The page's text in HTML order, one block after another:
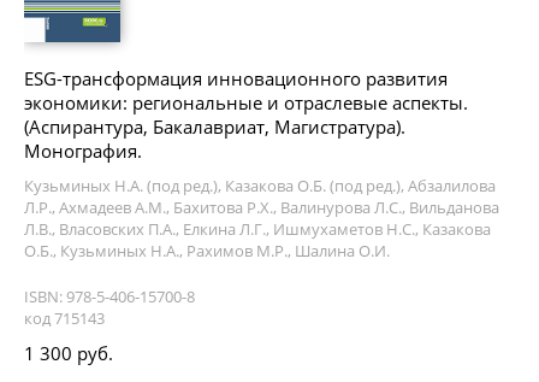
ESG-трансформация инновационного развития
экономики: региональные и отраслевые аспекты.
(Аспирантура, Бакалавриат, Магистратура).
Монография.
Кузьминых Н.А. (под ред.), Казакова О.Б. (под ред.), Абзалилова
Л.Р., Ахмадеев А.М., Бахитова Р.Х., Валинурова Л.С., Вильданова
Л.В., Власовских П.А., Елкина Л.Г., Ишмухаметов Н.С., Казакова
О.Б., Кузьминых Н.А., Рахимов М.Р., Шалина О.И.
ISBN: 978-5-406-15700-8
код 715143
1 300 руб.